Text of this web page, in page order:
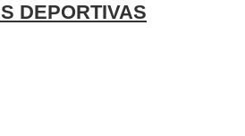
DEPORTIVAS